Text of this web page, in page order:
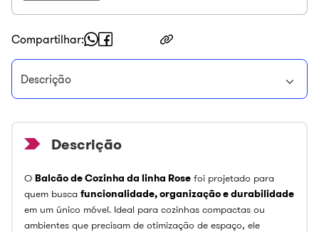
Compartilhar
Descrição
O Balcão de Cozinha da linha Rose foi projetado para
quem busca funcionalidade, organização e durabilidade
em um único móvel. Ideal para cozinhas compactas ou
ambientes que precisam de otimização de espaço, ele